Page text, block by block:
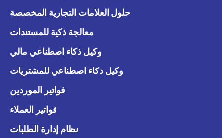
حلول العلامات التجارية المخصصة
معالجة ذكية للمستندات
وكيل ذكاء اصطناعي مالي
وكيل ذكاء اصطناعي للمشتريات
فواتير الموردين
فواتير العملاء
نظام إدارة الطلبات